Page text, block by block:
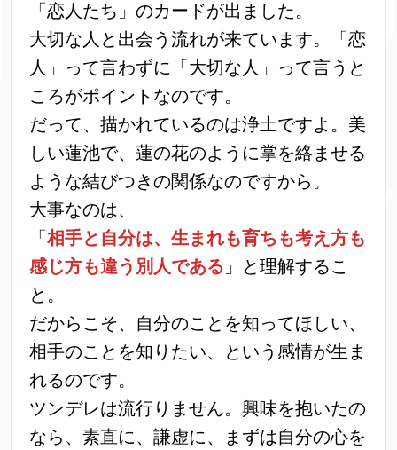
「恋人たち」のカードが出ました。
大切な人と出会う流れが来ています。「恋
人」って言わずに「大切な人」って言うと
ころがポイントなのです。
だって、描かれているのは浄土ですよ。美
しい蓮池で、蓮の花のように掌を絡ませる
ような結びつきの関係なのですから。
大事なのは、
「 相手と自分は、生まれも育ちも考え方も
感じ方も違う別人である 」と理解するこ
と。
だからこそ、自分のことを知ってほしい、
相手のことを知りたい、という感情が生ま
れるのです。
ツンデレは流行りません。興味を抱いたの
なら、素直に、謙虚に、まずは自分の心を